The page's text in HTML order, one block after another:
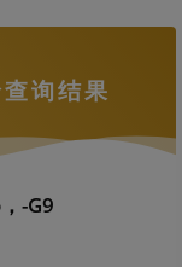
询结果
-G9